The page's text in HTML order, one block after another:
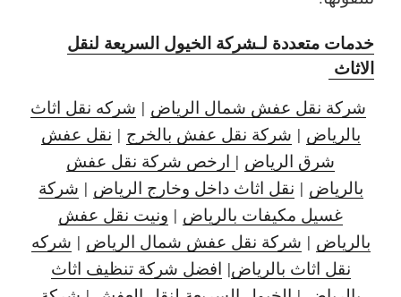
خدمات متعددة لـشركة الخيول السريعة لنقل
الاثاث
شركة نقل عفش شمال الرياض | شركه نقل اثاث
بالرياض | شركة نقل عفش بالخرج | نقل عفش
شرق الرياض | ارخص شركة نقل عفش
بالرياض | نقل اثاث داخل وخارج الرياض | شركة
غسيل مكيفات بالرياض | ونيت نقل عفش
بالرياض | شركة نقل عفش شمال الرياض | شركه
نقل اثاث بالرياض| افضل شركة تنظيف اثاث